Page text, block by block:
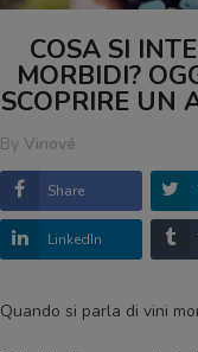
COSA SI
MORBIDI?
SCOPRIRE UN
By Vinové
Share
LinkedIn
Quando si parla di vini